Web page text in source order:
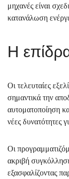
μηχανές είναι
κατανάλωση
Η
Οι τελευταίες
σημαντικά την
αυτοματοποίηση
νέες δυνατότητες
Οι
ακριβή
εξασφαλίζοντας